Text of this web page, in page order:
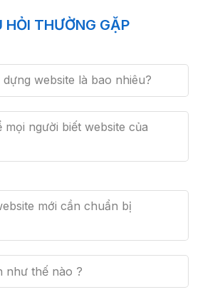
HỎI THƯỜNG GẶP
website là bao nhiêu?
mọi người biết website của
mới cần chuẩn bị
như thế nào ?